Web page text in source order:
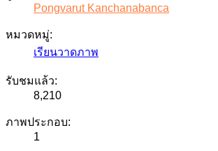
Pongvarut Kanchanabanca
หมวดหมู่:
เรียนวาดภาพ
รับชมแล้ว:
8,210
ภาพประกอบ:
1